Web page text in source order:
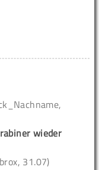
wieder
31.07)